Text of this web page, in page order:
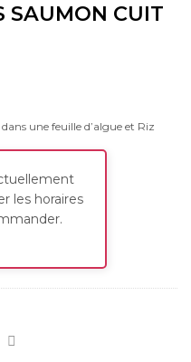
SAUMON CUIT
une feuille d’algue et Riz
les horaires